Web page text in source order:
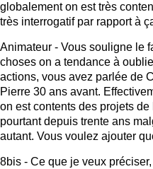
globalement on est très
très interrogatif par rapport à
Animateur - Vous souligne le
choses on a tendance à
actions, vous avez parlée de
Pierre 30 ans avant.
on est contents des projets
pourtant depuis trente ans
autant. Vous voulez ajouter
8bis - Ce que je veux préciser,